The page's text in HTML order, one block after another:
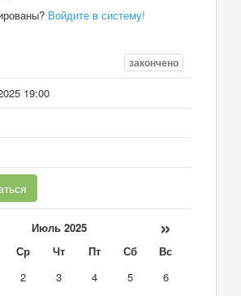
Войдите в систему!
закончено
19:00
Июль 2025 »
Ср Чт Пт Сб
Вс
2 3 4 5
6